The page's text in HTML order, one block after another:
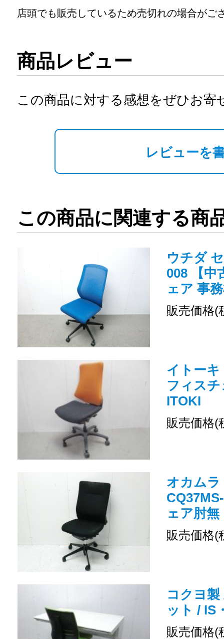
店頭でも販売しているため売切れの場合がご
商品レビュー
この商品に対する感想をぜひお寄
レビューを
この商品に関連する商
ウチダ
008 【中
ェア 事
販売価格(
イトーキ
フィスチ
ITOKI
販売価格(
オカムラ
ェア肘無
販売価格(
コクヨ
ット / IS
販売価格(